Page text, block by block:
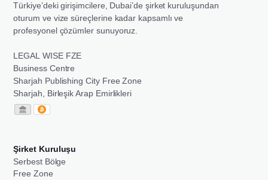
Türkiye’deki girişimcilere, Dubai’de şirket kuruluşundan
oturum ve vize süreçlerine kadar kapsamlı ve
profesyonel çözümler sunuyoruz.
LEGAL WISE FZE
Business Centre
Sharjah Publishing City Free Zone
Sharjah, Birleşik Arap Emirlikleri
Şirket Kuruluşu
Serbest Bölge
Free Zone